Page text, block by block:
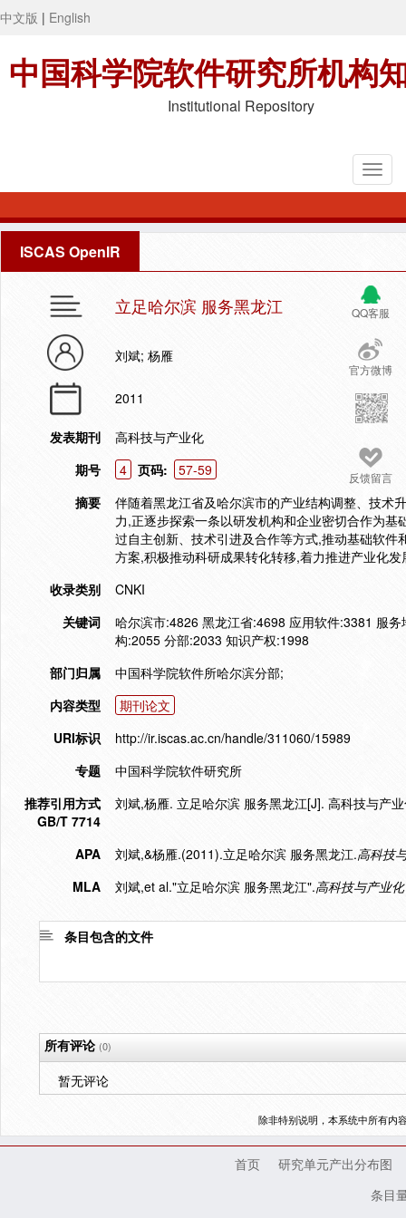
中文版 | English
中国科学院软件研究所机构
Institutional Repository
ISCAS OpenIR
QQ客服
官方微博
反馈留言
立足哈尔滨 服务黑龙江
刘斌; 杨雁
2011
发表期刊
高科技与产业化
期号
4 页码:
57-59
摘要
伴随着黑龙江省及哈尔滨市的产业结构调整、技术
力,正逐步探索一条以研发机构和企业密切合作为
过自主创新、技术引进及合作等方式,推动基础软
方案,积极推动科研成果转化转移,着力推进产业化发
收录类别
CNKI
关键词
哈尔滨市:4826 黑龙江省:4698 应用软件:3381 服
构:2055 分部:2033 知识产权:1998
部门归属
中国科学院软件所哈尔滨分部;
内容类型
期刊论文
URI标识
http://ir.iscas.ac.cn/handle/311060/15989
专题
中国科学院软件研究所
推荐引用方式
GB/T 7714
刘斌,杨雁. 立足哈尔滨 服务黑龙江[J]. 高科技与产
APA 刘斌,&杨雁.(2011).立足哈尔滨 服务黑龙江.高科技
MLA
刘斌,et al."立足哈尔滨 服务黑龙江".高科技与产业化
条目包含的文件
所有评论(0)
暂无评论
除非特别说明，本系统中所有内
首页
研究单元产出分布图
条目